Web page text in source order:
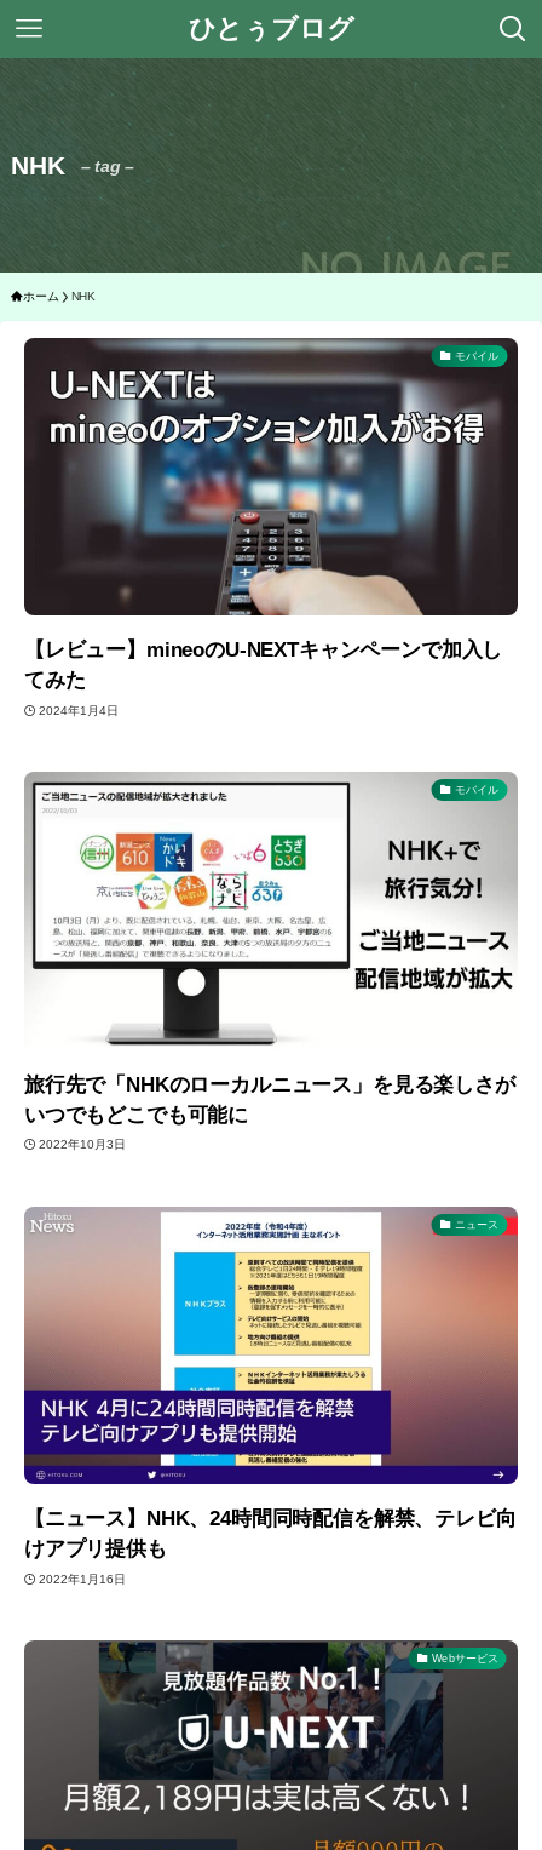
ひとぅブログ
NHK – tag –
ホーム NHK
モバイル
【レビュー】mineoのU-NEXTキャンペーンで加入し
てみた
2024年1月4日
モバイル
旅行先で「NHKのローカルニュース」を見る楽しさが
いつでもどこでも可能に
2022年10月3日
ニュース
【ニュース】NHK、24時間同時配信を解禁、テレビ向
けアプリ提供も
2022年1月16日
Webサービス